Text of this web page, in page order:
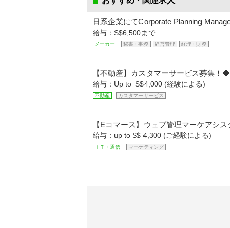
日系企業にてCorporate Planning
給与：S$6,500まで
メーカー 秘書・事務 経営管理 経理・財務
【不動産】カスタマーサービス募集
給与：Up to_S$4,000 (経験による)
不動産 カスタマーサービス
【Eコマース】ウェブ管理マーケアシ
給与：up to S$ 4,300 (ご経験による)
ＩＴ・通信 マーケティング